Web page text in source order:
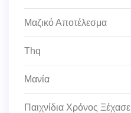
Μαζικό Αποτέλεσμα
Thq
Μανία
Παιχνίδια Χρόνος Ξέχασε